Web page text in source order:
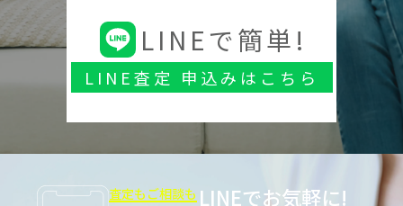
LINEで簡単!
LINE査定 申込みはこちら
査定もご相談も LINEでお気軽に!